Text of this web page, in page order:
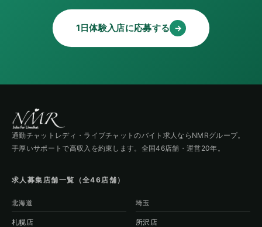
1日体験入店に応募する →
通勤チャットレディ・ライブチャットのバイト求人ならNMRグループ。
手厚いサポートで高収入を約束します。全国46店舗・運営20年。
求人募集店舗一覧（全46店舗）
北海道
札幌店
埼玉
所沢店